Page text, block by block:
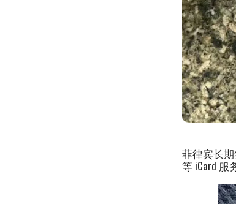
菲律宾长期
等 iCard 服